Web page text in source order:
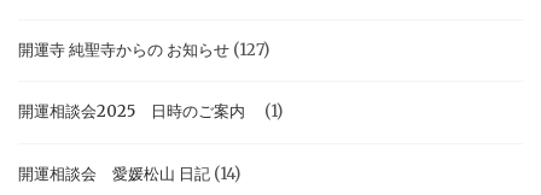
開運寺 純聖寺からの お知らせ (127)
開運相談会2025 日時のご案内 (1)
開運相談会 愛媛松山 日記 (14)